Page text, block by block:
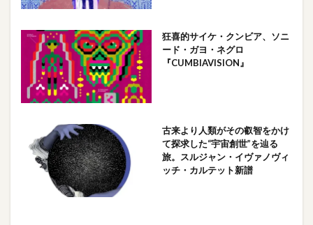
狂喜的サイケ・クンビア、ソニ
ード・ガヨ・ネグロ
『CUMBIAVISION』
古来より人類がその叡智をかけ
て探求した“宇宙創世”を辿る
旅。スルジャン・イヴァノヴィ
ッチ・カルテット新譜